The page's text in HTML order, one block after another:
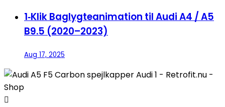
1‑Klik Baglygteanimation til Audi A4 / A5
B9.5 (2020–2023)
Aug 17, 2025
